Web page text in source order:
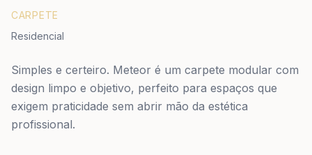
CARPETE
Residencial
Simples e certeiro. Meteor é um carpete modular com
design limpo e objetivo, perfeito para espaços que
exigem praticidade sem abrir mão da estética
profissional.